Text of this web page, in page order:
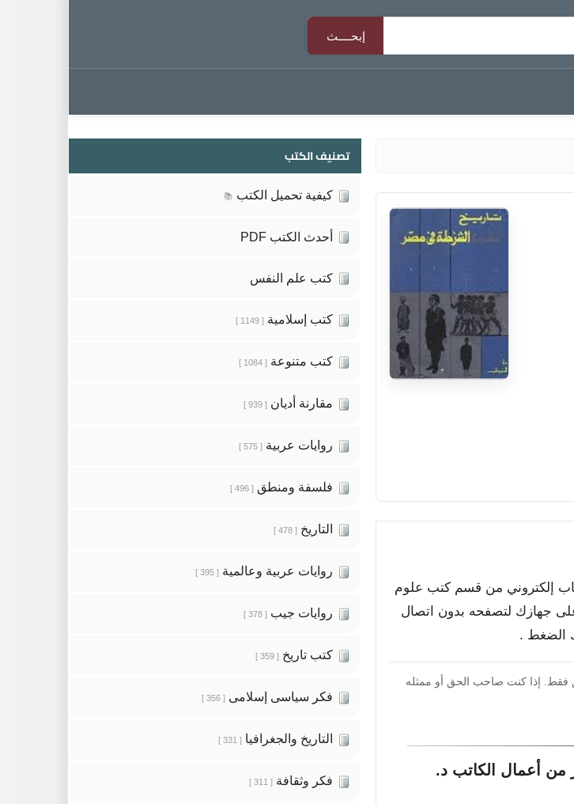
إلكتروني من قسم كتب علوم
على جهازك لتصفحه بدون اتصال
فقط. إذا كنت صاحب الحق أو ممثله
أعمال الكاتب د.
تصنيف الكتب
كيفية تحميل الكتب 📚
أحدث الكتب PDF
كتب علم النفس
كتب إسلامية [ 1149 ]
كتب متنوعة [ 1084 ]
مقارنة أديان [ 939 ]
روايات عربية [ 575 ]
فلسفة ومنطق [ 496 ]
التاريخ [ 478 ]
روايات عربية وعالمية [ 395 ]
روايات جيب [ 378 ]
كتب تاريخ [ 359 ]
فكر سياسى إسلامى [ 356 ]
التاريخ والجغرافيا [ 331 ]
فكر وثقافة [ 311 ]